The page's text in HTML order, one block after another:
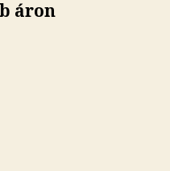
áron